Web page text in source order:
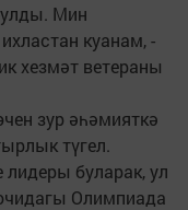
Мин
куанам, -
хезмәт ветераны
зур әһәмияткә
түгел.
буларак, ул
Олимпиада